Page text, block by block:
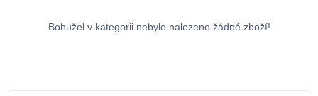
Bohužel v kategorii nebylo nalezeno žádné zboží!